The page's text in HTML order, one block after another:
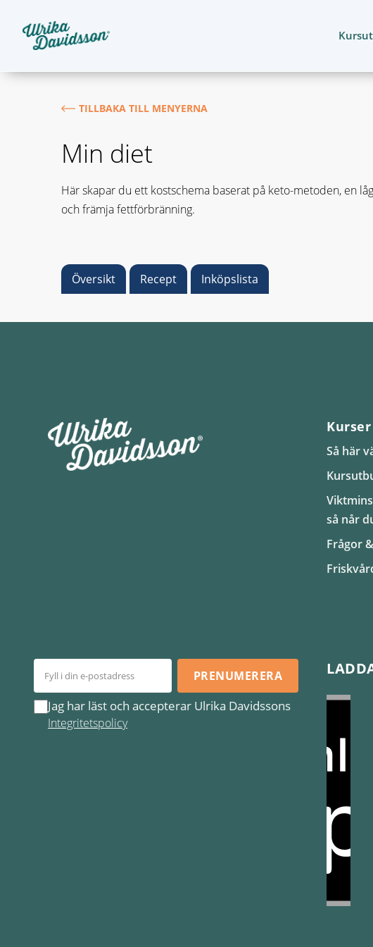
TILLBAKA TILL MENYERNA
Min diet
Här skapar du ett kostschema baserat på keto-metoden, en
och främja fettförbränning.
Översikt Recept Inköpslista
Kurser
Så här
så når
Frågor
PRENUMERERA
Jag har läst och accepterar Ulrika Davidssons
Integritetspolicy